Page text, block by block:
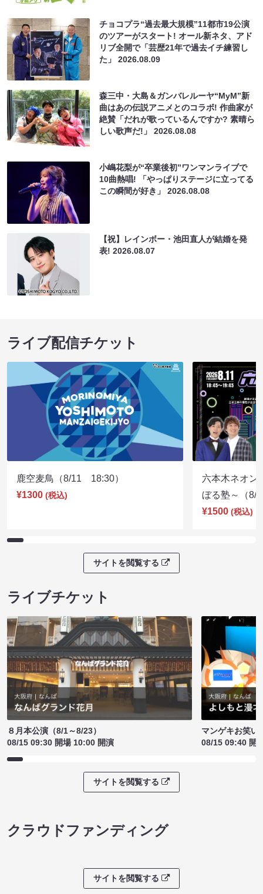
チョコプラ“過去最大規模”11都市19公演
のツアーがスタート! オール新ネタ、アド
リブ全開で「芸歴21年で過去イチ練習し
た」2026.08.09
森三中・大島＆ガンバレルーヤ“MyM”新
曲はあの伝説アニメとのコラボ! 作曲家が
絶賛「だれが歌っているんですか? 素晴ら
しい歌声だ!」2026.08.08
小嶋花梨が“卒業後初”ワンマンライブで
10曲熱唱! 「やっぱりステージに立ってる
この瞬間が好き」2026.08.08
【祝】レインボー・池田直人が結婚を発
表!2026.08.07
ライブ配信チケット
鹿空麦鳥（8/11 18:30）
¥1300 (税込)
六本木ネオン
ぼる塾～（
¥1500 (税込)
サイトを閲覧する
ライブチケット
８月本公演（8/1～8/23）
08/15 09:30 開場 10:00 開演
マンゲキお笑い
08/15 09:40 開
サイトを閲覧する
クラウドファンディング
サイトを閲覧する